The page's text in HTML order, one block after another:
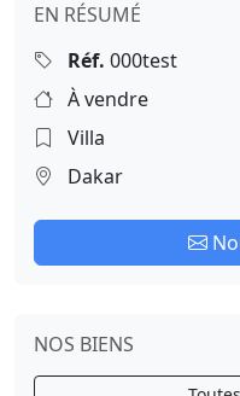
EN RÉSUMÉ
Réf. 000test
À vendre
Villa
Dakar
NOS BIENS